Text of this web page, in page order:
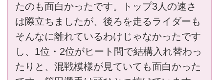
たのも面白かったです。トップ3人の速さ
は際立ちましたが、後ろを走るライダーも
そんなに離れているわけじゃなかったです
し、1位・2位がヒート間で結構入れ替わっ
たりと、混戦模様が見ていても面白かった